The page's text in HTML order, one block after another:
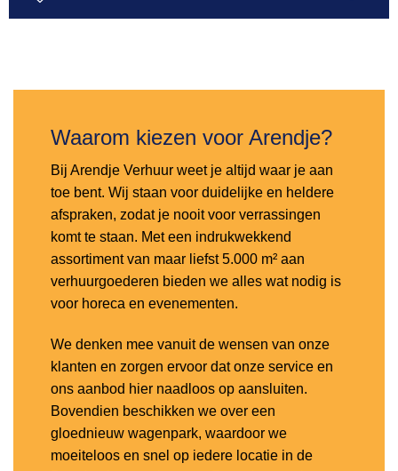
Waarom kiezen voor Arendje?
Bij Arendje Verhuur weet je altijd waar je aan
toe bent. Wij staan voor duidelijke en heldere
afspraken, zodat je nooit voor verrassingen
komt te staan. Met een indrukwekkend
assortiment van maar liefst 5.000 m² aan
verhuurgoederen bieden we alles wat nodig is
voor horeca en evenementen.
We denken mee vanuit de wensen van onze
klanten en zorgen ervoor dat onze service en
ons aanbod hier naadloos op aansluiten.
Bovendien beschikken we over een
gloednieuw wagenpark, waardoor we
moeiteloos en snel op iedere locatie in de